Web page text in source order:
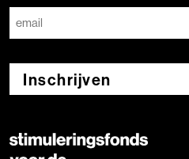
Inschrijven